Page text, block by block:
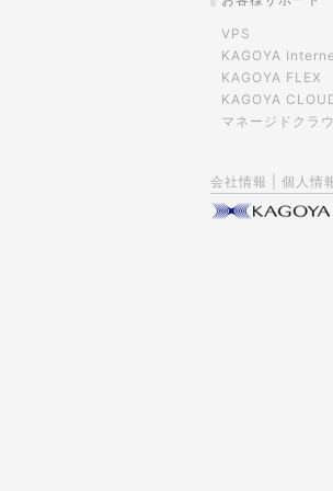
VPS
KAGOYA
KAGOYA FLEX
KAGOYA
マネージドクラ
会社情報 個人情